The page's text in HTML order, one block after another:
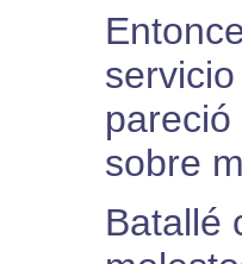
sobre
Batallé